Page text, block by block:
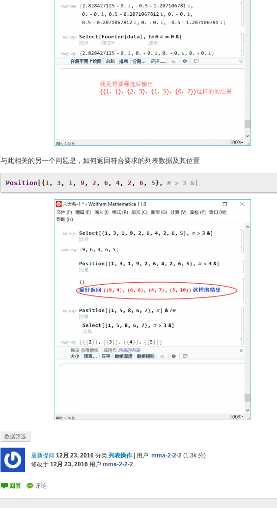
与此相关的另一个问题是，如何返回符合要求的列表数据及其位置
Position [{ 1 , 3 , 1 , 9 , 2 , 6 , 4 , 2 , 6 , 5 }, # > 3 &]
数据筛选
最新提问 12月 23, 2016 分类:列表操作 | 用户: mma-2-2-2 (1.3k 分)
修改于 12月 23, 2016 用户:mma-2-2-2